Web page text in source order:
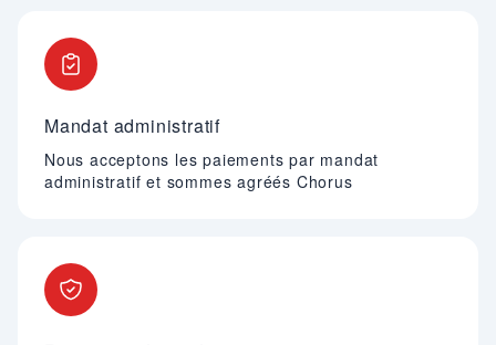
Mandat administratif
Nous acceptons les paiements par mandat
administratif et sommes agréés Chorus